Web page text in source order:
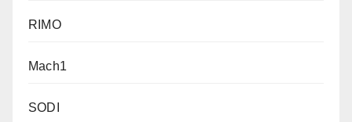
RIMO
Mach1
SODI